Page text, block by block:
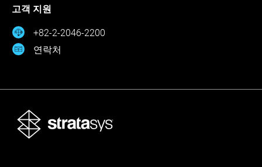
고객 지원
+82-2-2046-2200
연락처